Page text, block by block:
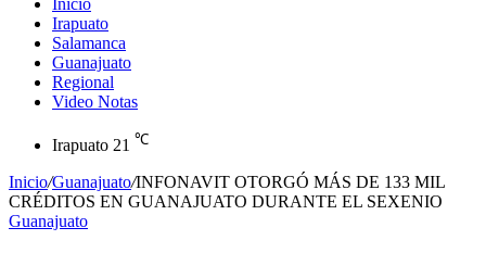
Inicio
Irapuato
Salamanca
Guanajuato
Regional
Video Notas
Irapuato 21 ℃
Inicio/Guanajuato/INFONAVIT OTORGÓ MÁS DE 133 MIL
CRÉDITOS EN GUANAJUATO DURANTE EL SEXENIO
Guanajuato